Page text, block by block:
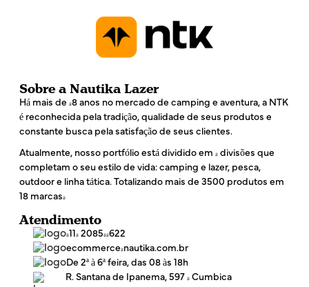
Sobre a Nautika Lazer
Há mais de 48 anos no mercado de camping e aventura, a NTK
é reconhecida pela tradição, qualidade de seus produtos e
constante busca pela satisfação de seus clientes.
Atualmente, nosso portfólio está dividido em 4 divisões que
completam o seu estilo de vida: camping e lazer, pesca,
outdoor e linha tática. Totalizando mais de 3500 produtos em
18 marcas!
Atendimento
(11) 2085-4622
ecommerce@nautika.com.br
De 2ª à 6ª feira, das 08 às 18h
R. Santana de Ipanema, 597 - Cumbica